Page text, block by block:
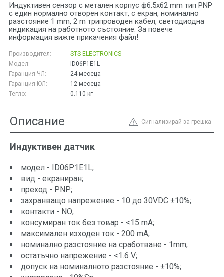
Индуктивен сензор с метален корпус ф6.5x62 mm тип PNP
с един нормално oтворен контакт, с екран, номинално
разстояние 1 mm, 2 m трипроводен кабел, светодиодна
индикация на работното състояние. За повече
информация вижте прикачения файл!
Производител:
STS ELECTRONICS
Модел:
ID06P1E1L
Гаранция ЧЛ:
24 месеца
Гаранция ЮЛ:
12 месеца
Тегло:
0.110 кг
Сигнализирай за грешка
Описание
Индуктивен датчик
модел - ID06P1Е1L;
вид - екраниран;
преход - PNP;
захранващо напрежение - 10 до 30VDC ±10%;
контакти - NO;
консумиран ток без товар - <15 mA;
максимален изходен ток - 200 mA;
номинално разстояние на сработване - 1mm;
остатъчно напрежение - <1.6 V;
допуск на номиналното разстояние - ±10%;